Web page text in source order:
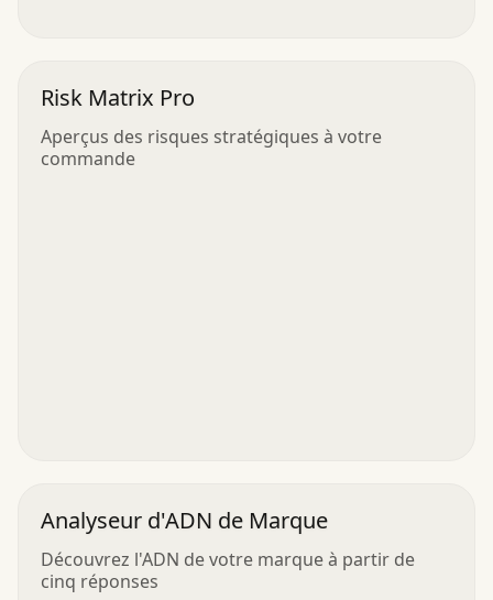
Risk Matrix Pro
Aperçus des risques stratégiques à votre
commande
Analyseur d'ADN de Marque
Découvrez l'ADN de votre marque à partir de
cinq réponses